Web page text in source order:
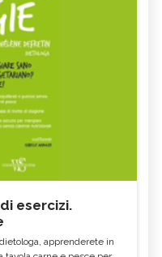
esercizi.
apprenderete in